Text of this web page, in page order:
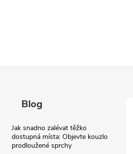
Blog
Jak snadno zalévat těžko
dostupná místa: Objevte kouzlo
prodloužené sprchy